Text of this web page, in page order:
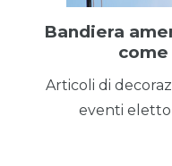
Bandiera
Articoli di
eventi